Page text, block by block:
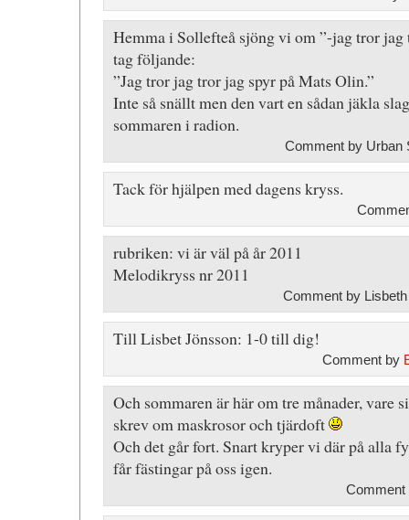
Hemma i Sollefteå sjöng vi om ”-jag tror jag
tag följande:
”Jag tror jag tror jag spyr på Mats Olin.”
Inte så snällt men den vart en sådan jäkla
sommaren i radion.
Comment by Urban
Tack för hjälpen med dagens kryss.
rubriken: vi är väl på år 2011
Melodikryss nr 2011
Comment by
Till Lisbet Jönsson: 1-0 till dig!
Comment by
Och sommaren är här om tre månader, vare
skrev om maskrosor och tjärdoft
Och det går fort. Snart kryper vi där på alla
får fästingar på oss igen.